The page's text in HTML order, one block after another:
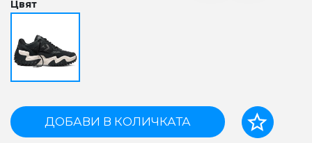
Цвят
ДОБАВИ В КОЛИЧКАТА